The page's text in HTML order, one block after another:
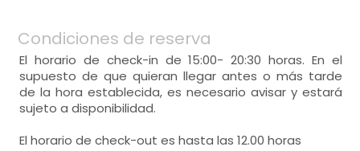
- habitación con cuarto de baño. Incluye:
WC,
lavabo,
Bañera Hidromasaje,
toallas,
- cama de matrimonio (150x190 cm.)
- cama supletoria para 1 persona
Calefacción,
bonitas vistas,
Condiciones de reserva
El horario de check-in de 15:00- 20:30 horas. En el
supuesto de que quieran llegar antes o más tarde
de la hora establecida, es necesario avisar y estará
sujeto a disponibilidad.
El horario de check-out es hasta las 12.00 horas